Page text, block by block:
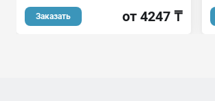
Заказать от 4247 ₸